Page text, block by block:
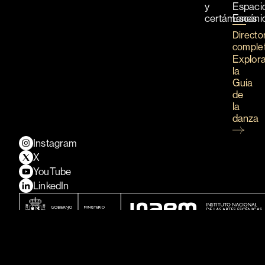
y
certámenes
la
Guía
de
la
danza
Instagram
X
YouTube
LinkedIn